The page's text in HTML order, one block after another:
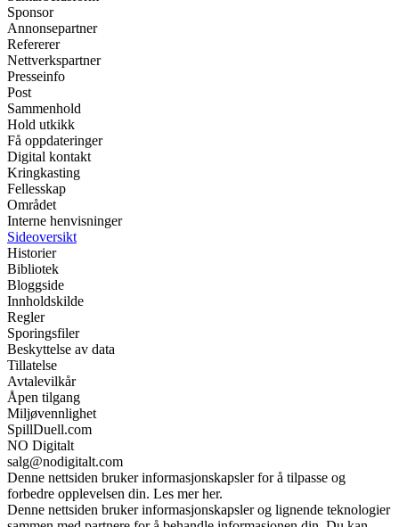
Sponsor
Annonsepartner
Refererer
Nettverkspartner
Presseinfo
Post
Sammenhold
Hold utkikk
Få oppdateringer
Digital kontakt
Kringkasting
Fellesskap
Området
Interne henvisninger
Sideoversikt
Historier
Bibliotek
Bloggside
Innholdskilde
Regler
Sporingsfiler
Beskyttelse av data
Tillatelse
Avtalevilkår
Åpen tilgang
Miljøvennlighet
SpillDuell.com
NO Digitalt
salg@nodigitalt.com
Denne nettsiden bruker informasjonskapsler for å tilpasse og
forbedre opplevelsen din. Les mer her.
Denne nettsiden bruker informasjonskapsler og lignende teknologier